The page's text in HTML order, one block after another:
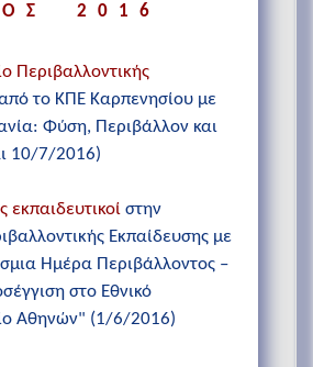
2016
Περιβαλλοντικής
το ΚΠΕ Καρπενησίου με
Φύση, Περιβάλλον και
10/7/2016)
εκπαιδευτικοί στην
Εκπαίδευσης με
Ημέρα Περιβάλλοντος –
στο Εθνικό
Αθηνών" (1/6/2016)